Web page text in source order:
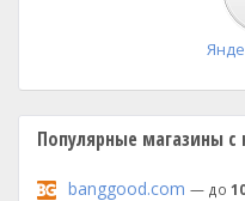
Популярные магазины
banggood.com — до